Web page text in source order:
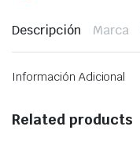
Descripción Marca
Información Adicional
Related products